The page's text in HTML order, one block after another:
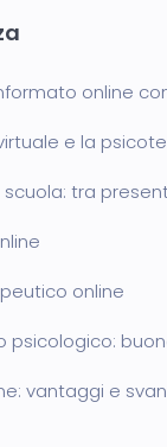
online
e la
scuola: tra
online
psicologico:
vantaggi e